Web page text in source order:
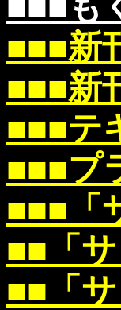
■■■新
■■■新
■■■テ
■■■プ
■■■「
■■ 「
■■ 「